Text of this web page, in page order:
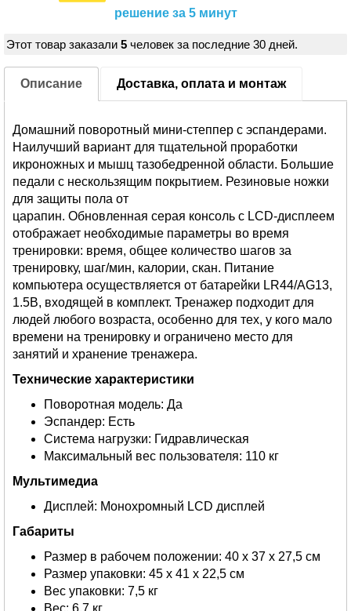
решение за 5 минут
Этот товар заказали 5 человек за последние 30 дней.
Описание Доставка, оплата и монтаж
Домашний поворотный мини-степпер с эспандерами.
Наилучший вариант для тщательной проработки
икроножных и мышц тазобедренной области. Большие
педали с нескользящим покрытием. Резиновые ножки
для защиты пола от
царапин. Обновленная серая консоль с LCD-дисплеем
отображает необходимые параметры во время
тренировки: время, общее количество шагов за
тренировку, шаг/мин, калории, скан. Питание
компьютера осуществляется от батарейки LR44/AG13,
1.5В, входящей в комплект. Тренажер подходит для
людей любого возраста, особенно для тех, у кого мало
времени на тренировку и ограничено место для
занятий и хранение тренажера.
Технические характеристики
Поворотная модель: Да
Эспандер: Есть
Система нагрузки: Гидравлическая
Максимальный вес пользователя: 110 кг
Мультимедиа
Дисплей: Монохромный LCD дисплей
Габариты
Размер в рабочем положении: 40 х 37 х 27,5 см
Размер упаковки: 45 х 41 х 22,5 см
Вес упаковки: 7,5 кг
Вес: 6,7 кг